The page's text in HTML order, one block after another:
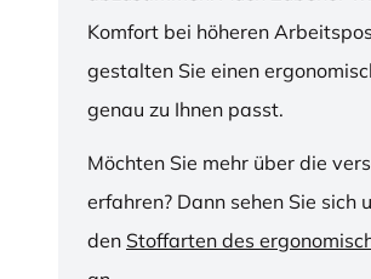
Komfort bei höheren
gestalten Sie einen
genau zu Ihnen passt.
Möchten Sie mehr über die
erfahren? Dann sehen Sie sich
den Stoffarten des